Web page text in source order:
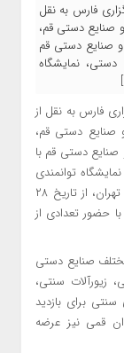
فارس به نقل
صنایع دستی قم،
صنایع دستی قم
نمایشگاه
فارس به نقل از
صنایع دستی قم،
دستی قم با
توانمندی
های استان قم، در محل نمایشگاه دائمی موزه فرش تهران، از تاریخ ۲۸
حضور تعدادی از
صنایع دستی
سنتی،
برای بازدید
قمی نیز عرضه